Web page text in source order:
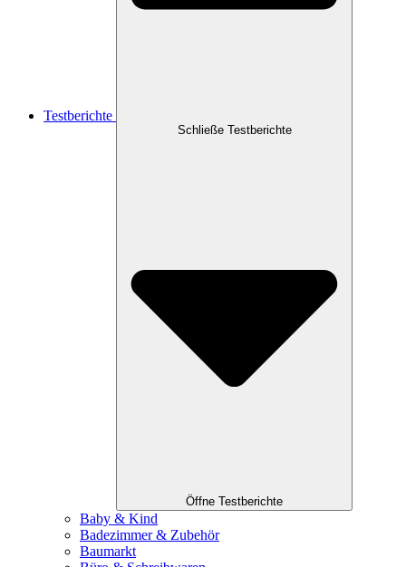
Testberichte
Schließe Testberichte
Öffne Testberichte
Baby & Kind
Badezimmer & Zubehör
Baumarkt